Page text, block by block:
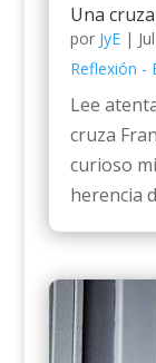
Una cruza
por JyE|
Reflexión -
Lee
cruza
curioso
herencia